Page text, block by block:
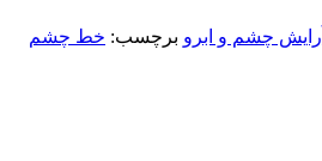
آرایش چشم و ابرو برچسب: خط چشم